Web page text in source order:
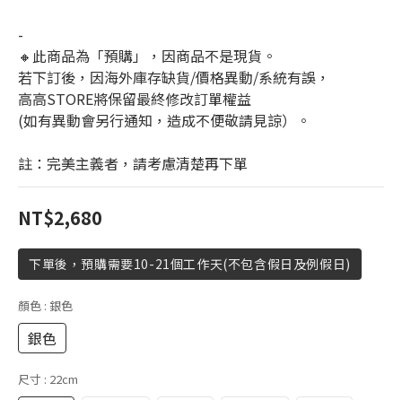
-
🔸此商品為「預購」，因商品不是現貨。
若下訂後，因海外庫存缺貨/價格異動/系統有誤，
高高STORE將保留最終修改訂單權益
(如有異動會另行通知，造成不便敬請見諒）。
註：完美主義者，請考慮清楚再下單
NT$2,680
下單後，預購需要10-21個工作天(不包含假日及例假日)
顏色 : 銀色
銀色
尺寸 : 22cm